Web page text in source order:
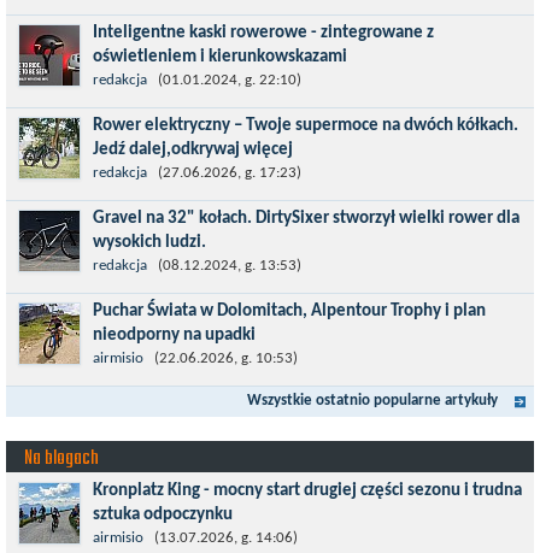
wydarzeń sportowych w Polsce. wyścig zaliczany po raz 22. do
prestiżowego cyklu UCI World...
Inteligentne kaski rowerowe - zintegrowane z
oświetleniem i kierunkowskazami
Temat bezpieczeństwa jazdy wchodzi na nowy poziom. Do tej
pory kask było odpowiedzialny przede wszystkim za
bezpieczeństwo rowerzysty, ochronę...
redakcja (01.01.2024, g. 22:10)
Rower elektryczny – Twoje supermoce na dwóch kółkach.
Jedź dalej,odkrywaj więcej
Marzenia o dalekich podróżach bez ogromnego zmęczenia stają
się rzeczywistością dzięki nowoczesnym technologiom ukrytym
w jednośladach....
redakcja (27.06.2026, g. 17:23)
Gravel na 32" kołach. DirtySixer stworzył wielki rower dla
wysokich ludzi.
Wszyscy już zdążyli zapomnieć, jaką rewolucją okazały się
rowery typu 29'er. Z początku wydawało się, że będzie to dobry
kompromis dla...
redakcja (08.12.2024, g. 13:53)
Puchar Świata w Dolomitach, Alpentour Trophy i plan
nieodporny na upadki
Czerwiec w moim planie oznaczał wejście w najbardziej
wymagający etap i cel pierwszej części sezonu: Puchar Świata w
maratonie MTB w Dolomitach...
airmisio (22.06.2026, g. 10:53)
Wszystkie ostatnio popularne artykuły
Na blogach
Kronplatz King - mocny start drugiej części sezonu i trudna
sztuka odpoczynku
Kronplatz King, epicki MTB Maraton z metą na 2275 m we
airmisio (13.07.2026, g. 14:06)